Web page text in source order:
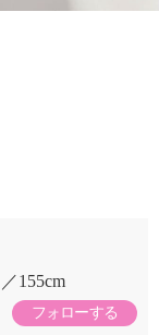
155cm
フォローする